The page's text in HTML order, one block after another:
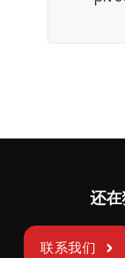
还
联系我们